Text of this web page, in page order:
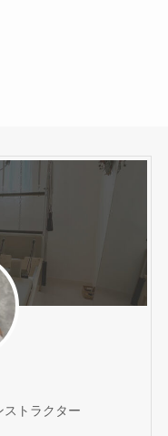
ストラクター